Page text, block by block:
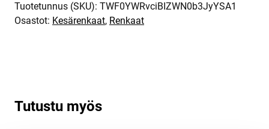
Tuotetunnus (SKU): TWF0YWRvciBIZWN0b3JyYSA1
Osastot: Kesärenkaat, Renkaat
Tutustu myös